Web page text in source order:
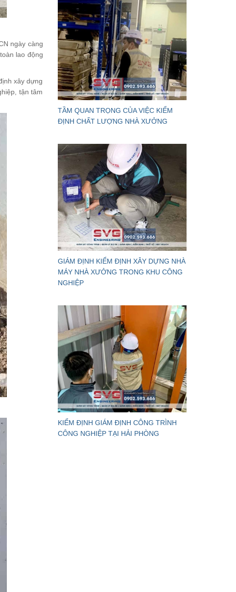
ngày càng
lao động
xây dựng
tận tâm
TẦM QUAN TRỌNG CỦA VIỆC KIỂM
ĐỊNH CHẤT LƯỢNG NHÀ XƯỞNG
GIÁM ĐỊNH KIỂM ĐỊNH XÂY DỰNG NHÀ
MÁY NHÀ XƯỞNG TRONG KHU CÔNG
NGHIỆP
KIỂM ĐỊNH GIÁM ĐỊNH CÔNG TRÌNH
CÔNG NGHIỆP TẠI HẢI PHÒNG